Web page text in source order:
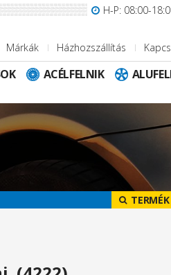
H-P: 08:00-
Márkák Házhozszállítás
ACÉLFELNIK
TERMÉK